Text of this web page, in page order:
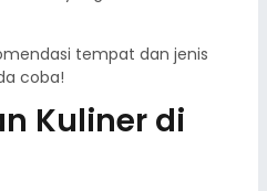
tempat dan jenis
coba!
Kuliner di